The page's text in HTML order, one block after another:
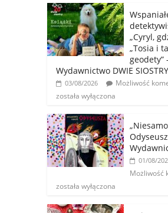
„Cyryl,
„Tosia i
geodety”
Wydawnictwo DWIE SIOSTRY
03/08/2026
Możliwość
została wyłączona
01/08/
Możliwość
została wyłączona